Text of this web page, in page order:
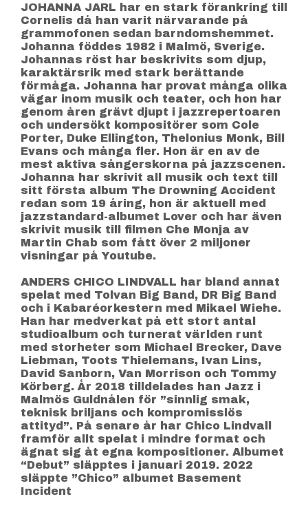
JOHANNA JARL har en stark förankring till
Cornelis då han varit närvarande på
grammofonen sedan barndomshemmet.
Johanna föddes 1982 i Malmö, Sverige.
Johannas röst har beskrivits som djup,
karaktärsrik med stark berättande
förmåga. Johanna har provat många olika
vägar inom musik och teater, och hon har
genom åren grävt djupt i jazzrepertoaren
och undersökt kompositörer som Cole
Porter, Duke Ellington, Thelonius Monk, Bill
Evans och många fler. Hon är en av de
mest aktiva sångerskorna på jazzscenen.
Johanna har skrivit all musik och text till
sitt första album The Drowning Accident
redan som 19 åring, hon är aktuell med
jazzstandard-albumet Lover och har även
skrivit musik till filmen Che Monja av
Martin Chab som fått över 2 miljoner
visningar på Youtube.
ANDERS CHICO LINDVALL har bland annat
spelat med Tolvan Big Band, DR Big Band
och i Kabaréorkestern med Mikael Wiehe.
Han har medverkat på ett stort antal
studioalbum och turnerat världen runt
med storheter som Michael Brecker, Dave
Liebman, Toots Thielemans, Ivan Lins,
David Sanborn, Van Morrison och Tommy
Körberg. År 2018 tilldelades han Jazz i
Malmös Guldnålen för ”sinnlig smak,
teknisk briljans och kompromisslös
attityd”. På senare år har Chico Lindvall
framför allt spelat i mindre format och
ägnat sig åt egna kompositioner. Albumet
“Debut” släpptes i januari 2019. 2022
släppte ”Chico” albumet Basement
Incident